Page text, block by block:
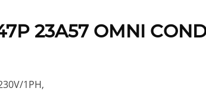
23A57 OMNI
1PH,